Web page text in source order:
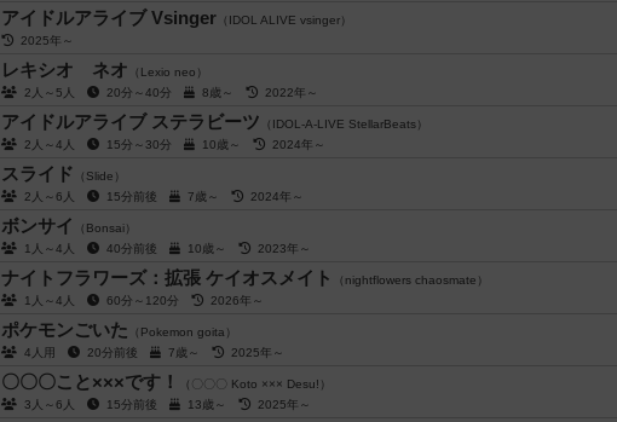
アイドルアライブ Vsinger （IDOL ALIVE vsinger）
2025年～
レキシオ ネオ （Lexio neo）
2人～5人
20分～40分 8歳～ 2022年～
アイドルアライブ ステラビーツ （IDOL-A-LIVE StellarBeats）
2人～4人
15分～30分 10歳～ 2024年～
スライド （Slide）
2人～6人
15分前後 7歳～ 2024年～
ボンサイ
（Bonsai）
1人～4人
40分前後 10歳～ 2023年～
ナイトフラワーズ：拡張 ケイオスメイト
（nightflowers chaosmate）
1人～4人
60分～120分 2026年～
ポケモンごいた （Pokemon goita）
4人用
20分前後 7歳～ 2025年～
〇〇〇こと×××です！
（〇〇〇 Koto ××× Desu!）
3人～6人
15分前後 13歳～ 2025年～